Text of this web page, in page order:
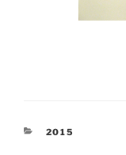
KATEGORIEN
2015